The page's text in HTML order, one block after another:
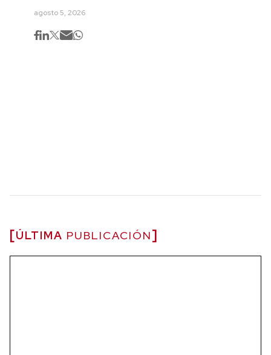
agosto 5, 2026
ÚLTIMA PUBLICACIÓN